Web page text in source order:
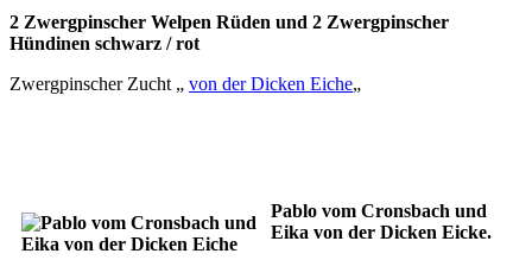
2 Zwergpinscher Welpen Rüden und 2 Zwergpinscher
Hündinen schwarz / rot
Zwergpinscher Zucht „ von der Dicken Eiche„
Pablo vom Cronsbach und
Eika von der Dicken Eicke.